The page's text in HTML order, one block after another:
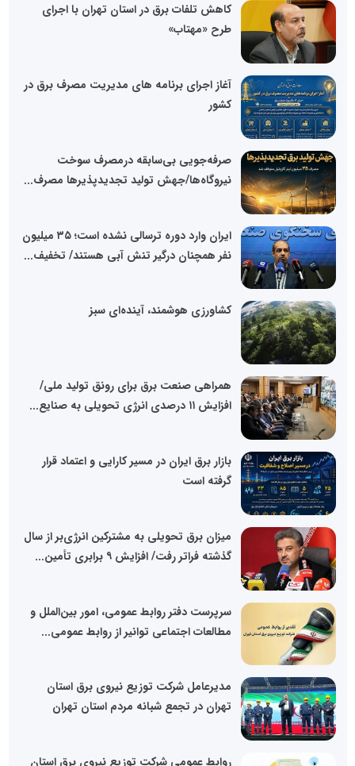
کاهش تلفات برق در استان تهران با اجرای
طرح «مهتاب»
آغاز اجرای برنامه های مدیریت مصرف برق در
کشور
صرفه‌جویی بی‌سابقه درمصرف سوخت
نیروگاه‌ها/جهش تولید تجدیدپذیرها مصرف...
ایران وارد دوره ترسالی نشده است؛ ۳۵ میلیون
نفر همچنان درگیر تنش آبی هستند/ تخفیف...
کشاورزی هوشمند، آینده‌ای سبز
همراهی صنعت برق برای رونق تولید ملی/
افزایش ۱۱ درصدی انرژی تحویلی به صنایع...
بازار برق ایران در مسیر کارایی و اعتماد قرار
گرفته است
میزان برق تحویلی به مشترکین انرژی‌بر از سال
گذشته فراتر رفت/ افزایش ۹ برابری تأمین...
سرپرست دفتر روابط عمومی، امور بین‌الملل و
مطالعات اجتماعی توانیر از روابط عمومی...
مدیرعامل شرکت توزیع نیروی برق استان
تهران در تجمع شبانه مردم استان تهران
روابط عمومی شرکت توزیع نیروی برق استان